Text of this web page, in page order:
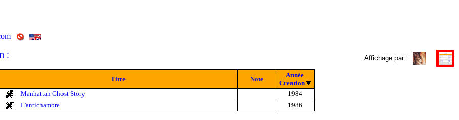
: Affichage par :
Titre Note
Année
Creation
Manhattan Ghost Story
1984
L'antichambre
1986